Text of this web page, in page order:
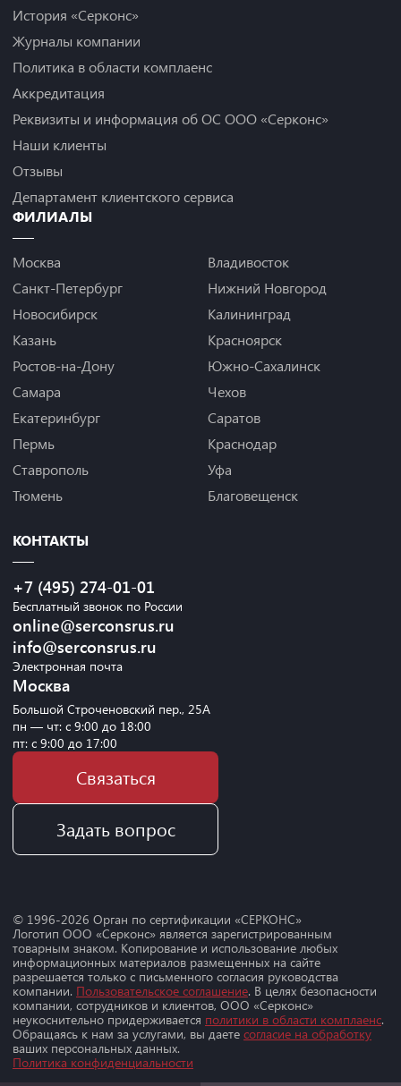
История «Серконс»
Журналы компании
Политика в области комплаенс
Аккредитация
Реквизиты и информация об ОС ООО «Серконс»
Наши клиенты
Отзывы
Департамент клиентского сервиса
ФИЛИАЛЫ
Москва
Санкт-Петербург
Новосибирск
Казань
Ростов-на-Дону
Самара
Екатеринбург
Пермь
Ставрополь
Тюмень
Владивосток
Нижний Новгород
Калининград
Красноярск
Южно-Сахалинск
Чехов
Саратов
Краснодар
Уфа
Благовещенск
КОНТАКТЫ
+7 (495) 274-01-01
Бесплатный звонок по России
online@serconsrus.ru
info@serconsrus.ru
Электронная почта
Москва
Большой Строченовский пер., 25А
пн — чт: с 9:00 до 18:00
пт: с 9:00 до 17:00
Связаться
Задать вопрос
© 1996-2026 Орган по сертификации «СЕРКОНС»
Логотип ООО «Серконс» является зарегистрированным
товарным знаком. Копирование и использование любых
информационных материалов размещенных на сайте
разрешается только с письменного согласия руководства
компании. Пользовательское соглашение. В целях безопасности
компании, сотрудников и клиентов, ООО «Серконс»
неукоснительно придерживается политики в области комплаенс.
Обращаясь к нам за услугами, вы даете согласие на обработку
ваших персональных данных.
Политика конфиденциальности